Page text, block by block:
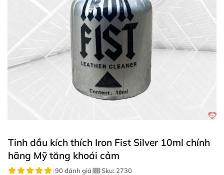
Tinh dầu kích thích Iron Fist Silver 10ml chính
hãng Mỹ tăng khoái cảm
|90 đánh giá| Sku: 2730